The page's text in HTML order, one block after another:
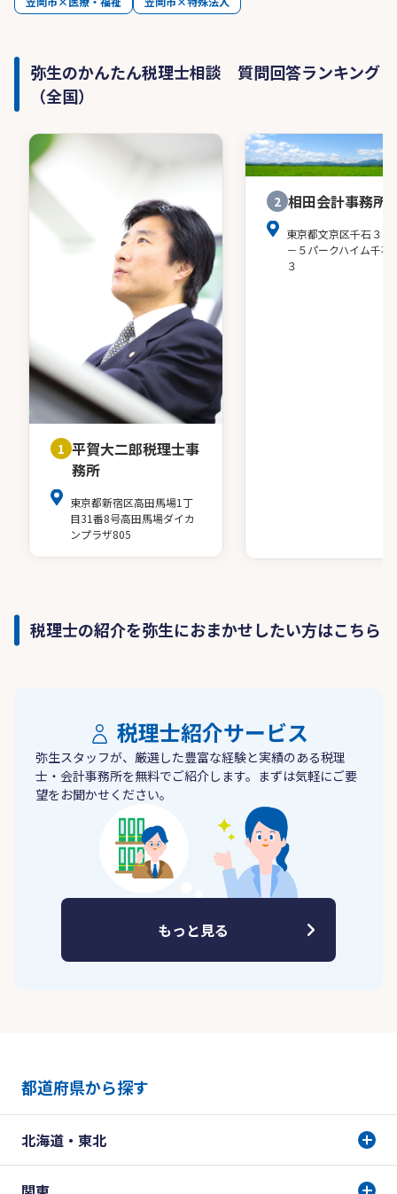
弥生のかんたん税理士相談 質問回答ランキング
（全国）
1 平賀大二郎税理士事
務所
東京都新宿区高田馬場1丁
目31番8号高田馬場ダイカ
ンプラザ805
2 相田会計事務所
東京都文京区千石３－
－５パークハイム千石
３
税理士の紹介を弥生におまかせしたい方はこちら
税理士紹介サービス
弥生スタッフが、厳選した豊富な経験と実績のある税理
士・会計事務所を無料でご紹介します。まずは気軽にご要
望をお聞かせください。
もっと見る
都道府県から探す
北海道・東北